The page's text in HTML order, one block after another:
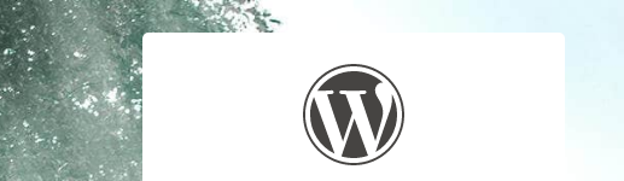
https://hmediagroups.com